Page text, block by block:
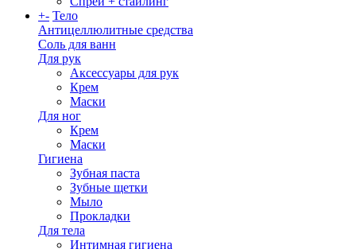
+- Тело
Антицеллюлитные средства
Соль для ванн
Для рук
Аксессуары для рук
Крем
Маски
Для ног
Крем
Маски
Гигиена
Зубная паста
Зубные щетки
Мыло
Прокладки
Для тела
Интимная гигиена